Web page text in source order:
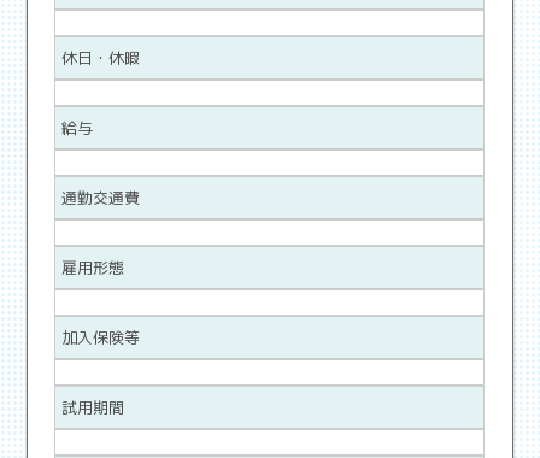
休日・休暇
給与
通勤交通費
雇用形態
加入保険等
試用期間